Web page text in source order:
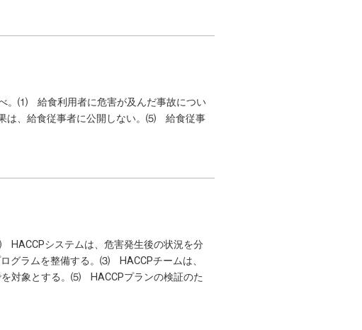
。⑴ 給食利用者に危害が及んだ事故につい
、給食従事者に公開しない。⑸ 給食従事
HACCPシステムは、危害発生後の状況を分
グラムを整備する。⑶ HACCPチームは、
対象とする。⑸ HACCPプランの検証のた